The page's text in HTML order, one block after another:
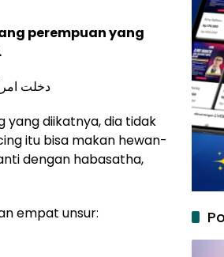
perempuan yang
دخلت
diikatnya, dia tidak
itu bisa makan hewan-
dengan habasatha,
empat unsur: